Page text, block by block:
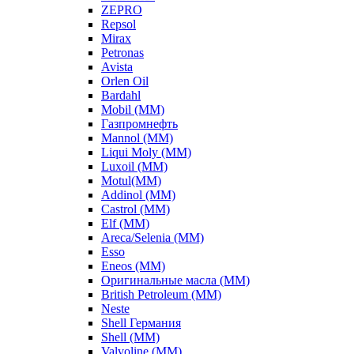
ZEPRO
Repsol
Mirax
Petronas
Avista
Orlen Oil
Bardahl
Mobil (ММ)
Газпромнефть
Mannol (ММ)
Liqui Moly (ММ)
Luxoil (ММ)
Motul(ММ)
Addinol (ММ)
Castrol (ММ)
Elf (ММ)
Areca/Selenia (ММ)
Esso
Eneos (ММ)
Оригинальные масла (ММ)
British Petroleum (ММ)
Neste
Shell Германия
Shell (ММ)
Valvoline (ММ)